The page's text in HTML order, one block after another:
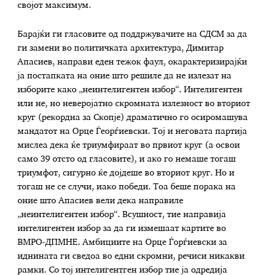
својот максимум.
Барајќи ги гласовите од поддржувачите на СДСМ за да
ги замени во политичката архитектура, Димитар
Апасиев, направи еден тежок фаул, окарактеризирајќи
ја постапката на оние што решиле да не излезат на
изборите како „неинтелигентен избор“. Интелигентен
или не, но неверојатно скромната излезност во вториот
круг (рекордна за Скопје) драматично го осиромашува
мандатот на Орце Ѓеорѓиевски. Тој и неговата партија
мислеа дека ќе триумфираат во првиот круг (а освои
само 39 отсто од гласовите), и ако го немаше тогаш
триумфот, сигурно ќе дојдеше во вториот круг. Но и
тогаш не се случи, иако победи. Тоа беше порака на
оние што Апасиев вели дека направиле
„неинтелигентен избор“. Всушност, тие направија
интелигентен избор за да ги измешаат картите во
ВМРО-ДПМНЕ. Амбициите на Орце Ѓорѓиевски за
иднината ги сведоа во едни скромни, речиси никакви
рамки. Со тој интелигентген избор тие ја одредија